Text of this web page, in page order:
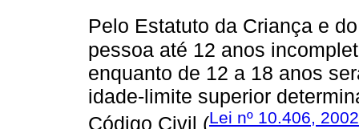
Pelo Estatuto da Criança e
pessoa até 12 anos
enquanto de 12 a 18 anos
idade-limite superior
Código Civil (Lei nº 10.406, 2002